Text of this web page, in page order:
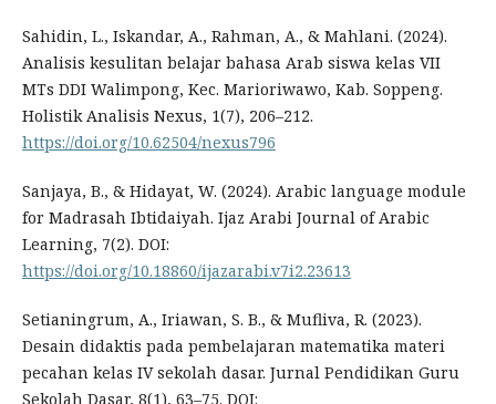
Sahidin, L., Iskandar, A., Rahman, A., & Mahlani. (2024).
Analisis kesulitan belajar bahasa Arab siswa kelas VII
MTs DDI Walimpong, Kec. Marioriwawo, Kab. Soppeng.
Holistik Analisis Nexus, 1(7), 206–212.
https://doi.org/10.62504/nexus796
Sanjaya, B., & Hidayat, W. (2024). Arabic language module
for Madrasah Ibtidaiyah. Ijaz Arabi Journal of Arabic
Learning, 7(2). DOI:
https://doi.org/10.18860/ijazarabi.v7i2.23613
Setianingrum, A., Iriawan, S. B., & Mufliva, R. (2023).
Desain didaktis pada pembelajaran matematika materi
pecahan kelas IV sekolah dasar. Jurnal Pendidikan Guru
Sekolah Dasar, 8(1), 63–75. DOI: